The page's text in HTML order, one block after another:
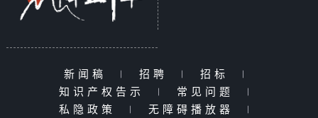
新闻稿 | 招聘 | 招标
|
知识产权告示
| 常见问题
|
私隐政策
| 无障碍播放器 |